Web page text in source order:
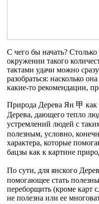
С чего бы начать?
окружении такого
тактами удачи можно
разобраться: насколько
какие-то рекомендации,
Природа Дерева Ян 甲 как
Дерева, дающего тепло
устремлений людей с
полезным, условно,
характера, которые
бацзы как к картине
По сути, для янского
помогающее стать
переборщить (кроме карт
не полезна или ее